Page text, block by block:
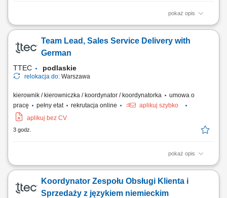
pokaż opis
Wykonywanie prac montażowych przy nowo powstających obiektach
prowadzonych w kraju oraz podczas wyjazdów zagranicznych. Montaż
elementów konstrukcyjnych zgodnie z dokumentacją i wytycznymi
Team Lead, Sales Service Delivery with
German
TTEC podlaskie
relokacja do: Warszawa
kierownik / kierowniczka / koordynator / koordynatorka
umowa o
pracę
pełny etat rekrutacja online
aplikuj szybko
aplikuj bez CV
3 godz.
pokaż opis
Opis stanowiska: Wspieranie i motywowanie zespołu w osiąganiu
problemów i eskalacji klientów; Zapewnianie wysokiej jakości obsługi
klienta podczas każdej rozmowy; Pełnienie roli menedżera pierwszej
Koordynator Zespołu Obsługi Klienta i
Sprzedaży z językiem niemieckim